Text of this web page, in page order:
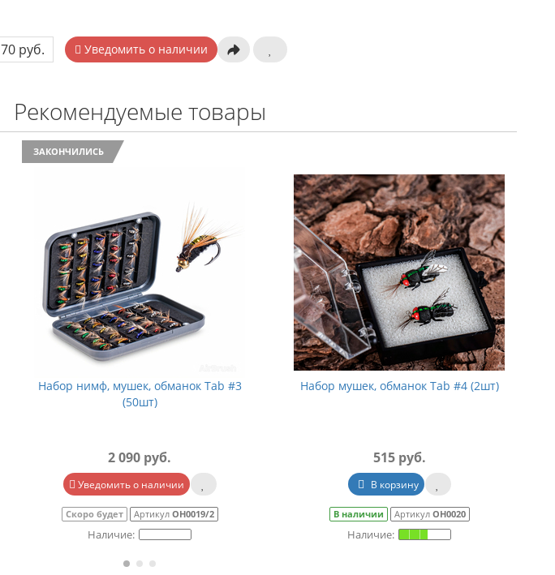
70 руб. Уведомить о наличии
Рекомендуемые товары
ЗАКОНЧИЛИСЬ
Набор нимф, мушек, обманок Tab #3
(50шт)
2 090 руб.
Уведомить о наличии
Скоро будет Артикул ОН0019/2
Набор мушек, обманок Tab #4 (2шт)
515 руб.
В корзину
В наличии Артикул ОН0020